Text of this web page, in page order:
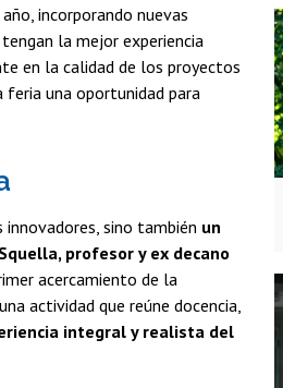
incorporando nuevas
la mejor experiencia
en la calidad de los proyectos
feria una oportunidad para
sino también un
profesor y ex decano
acercamiento de la
actividad que reúne docencia,
integral y realista del